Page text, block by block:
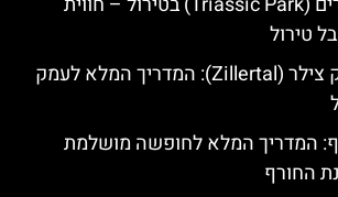
טירול
אטרקציות בעמק צילר (Zillertal): המדריך המלא לעמק
המדריך המלא לחופשה מושלמת
החורף